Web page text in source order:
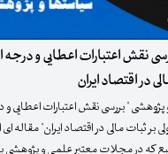
نقش اعتبارات اعطایی و درجه
در اقتصاد ایران
" بررسی نقش اعتبارات اعطایی و
که در مجلات معتبر علمی و پژوهشی